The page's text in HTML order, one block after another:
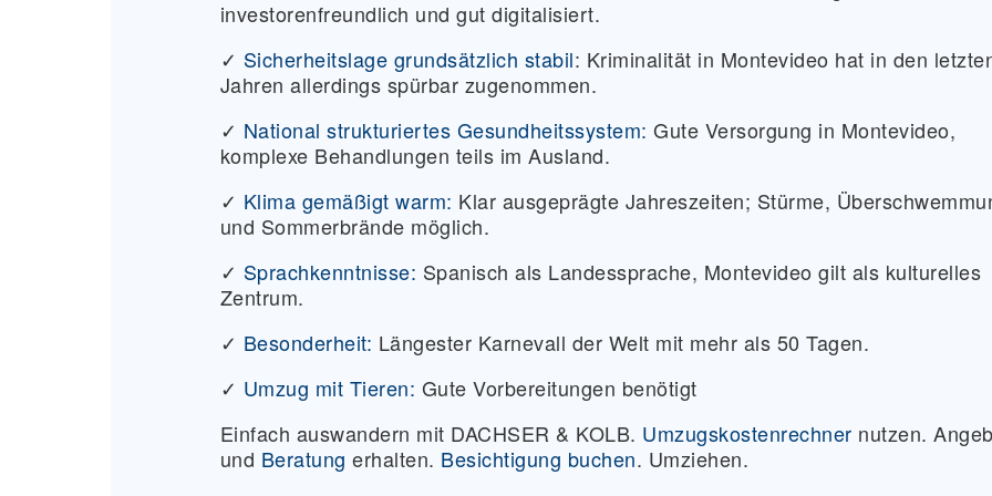
investorenfreundlich und gut digitalisiert.
✓ Sicherheitslage grundsätzlich stabil: Kriminalität in Montevideo hat in den
Jahren allerdings spürbar zugenommen.
✓ National strukturiertes Gesundheitssystem: Gute Versorgung in Montevideo,
komplexe Behandlungen teils im Ausland.
✓ Klima gemäßigt warm: Klar ausgeprägte Jahreszeiten; Stürme,
und Sommerbrände möglich.
✓ Sprachkenntnisse: Spanisch als Landessprache, Montevideo gilt als kulturelles
Zentrum.
✓ Besonderheit: Längester Karnevall der Welt mit mehr als 50 Tagen.
✓ Umzug mit Tieren: Gute Vorbereitungen benötigt
Einfach auswandern mit DACHSER & KOLB. Umzugskostenrechner nutzen.
und Beratung erhalten. Besichtigung buchen. Umziehen.